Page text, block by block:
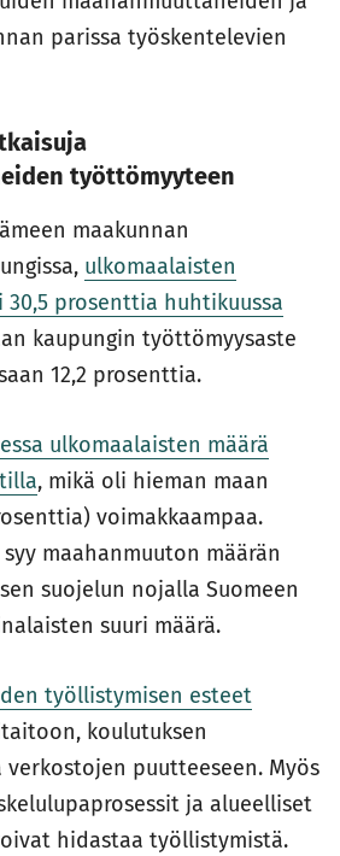
parissa työskentelevien
työttömyyteen
maakunnan
ulkomaalaisten
prosenttia huhtikuussa
kaupungin työttömyysaste
12,2 prosenttia.
ulkomaalaisten määrä
, mikä oli hieman maan
voimakkaampaa.
maahanmuuton määrän
suojelun nojalla Suomeen
suuri määrä.
työllistymisen esteet
koulutuksen
puutteeseen. Myös
ja alueelliset
hidastaa työllistymistä.